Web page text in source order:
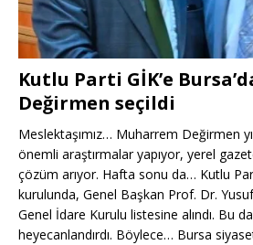
Kutlu Parti GİK’e
Değirmen seçildi
Meslektaşımız… Muharrem Değirmen
önemli araştırmalar yapıyor, yerel
çözüm arıyor. Hafta sonu da… Kutlu
kurulunda, Genel Başkan Prof. Dr.
Genel İdare Kurulu listesine alındı. Bu
heyecanlandırdı. Böylece… Bursa